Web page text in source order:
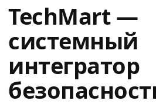
TechMart —
системный
интегратор